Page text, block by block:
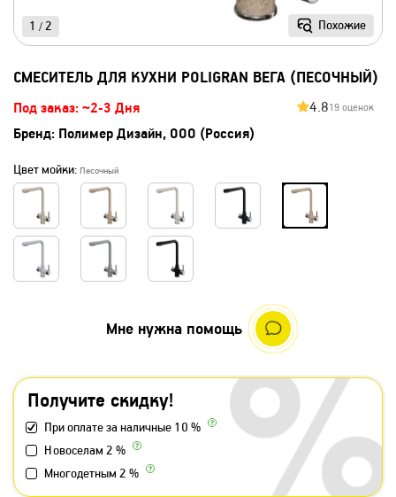
Похожие
1 / 2
СМЕСИТЕЛЬ ДЛЯ КУХНИ POLIGRAN ВЕГА (ПЕСОЧНЫЙ)
Под заказ: ~2-3 Дня 4.819 оценок
Бренд: Полимер Дизайн, ООО (Россия)
Цвет мойки: Песочный
Получите скидку!
При оплате за наличные 10 %
Новоселам 2 %
Многодетным 2 %
Мне нужна помощь